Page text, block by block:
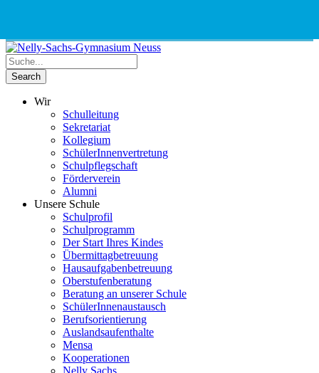
Wir
Schulleitung
Sekretariat
Kollegium
SchülerInnenvertretung
Schulpflegschaft
Förderverein
Alumni
Unsere Schule
Schulprofil
Schulprogramm
Der Start Ihres Kindes
Übermittagbetreuung
Hausaufgabenbetreuung
Oberstufenberatung
Beratung an unserer Schule
SchülerInnenaustausch
Berufsorientierung
Auslandsaufenthalte
Mensa
Kooperationen
Nelly Sachs
Number
for
calling
Address
Maps